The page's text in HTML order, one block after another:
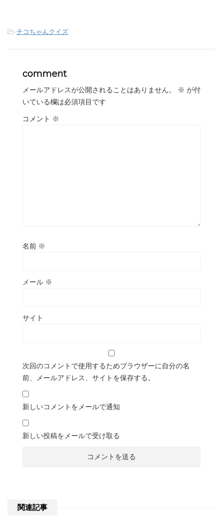
-チコちゃんクイズ
comment
メールアドレスが公開されることはありません。 ※ が付
いている欄は必須項目です
コメント ※
名前 ※
メール ※
サイト
次回のコメントで使用するためブラウザーに自分の名
前、メールアドレス、サイトを保存する。
新しいコメントをメールで通知
新しい投稿をメールで受け取る
関連記事